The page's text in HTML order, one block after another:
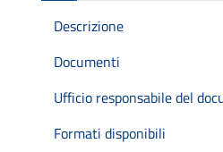
Descrizione
Documenti
Ufficio responsabile del
Formati disponibili